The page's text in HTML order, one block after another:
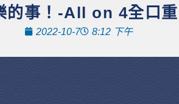
的事！-All on 4全口
2022-10-7 8:12 下午